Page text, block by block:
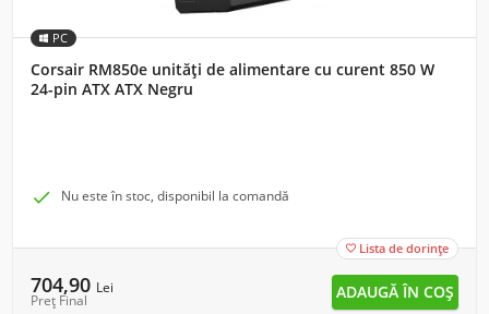
PC
Corsair RM850e unități de alimentare cu curent 850 W
24-pin ATX ATX Negru
 Nu este în stoc, disponibil la comandă
 Lista de dorințe
704,90 Lei
Preț Final